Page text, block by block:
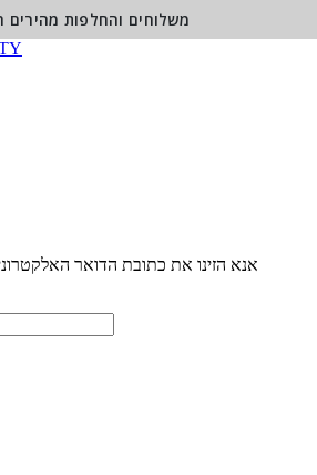
אנא הזינו את כתובת הדואר
משלוחים והחלפות מהירים